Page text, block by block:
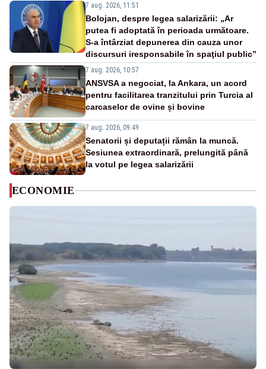
7 aug. 2026, 11:51
Bolojan, despre legea salarizării: „Ar
putea fi adoptată în perioada următoare.
S-a întârziat depunerea din cauza unor
discursuri iresponsabile în spaţiul public”
7 aug. 2026, 10:57
ANSVSA a negociat, la Ankara, un acord
pentru facilitarea tranzitului prin Turcia al
carcaselor de ovine și bovine
7 aug. 2026, 09:49
Senatorii și deputații rămân la muncă.
Sesiunea extraordinară, prelungită până
la votul pe legea salarizării
ECONOMIE